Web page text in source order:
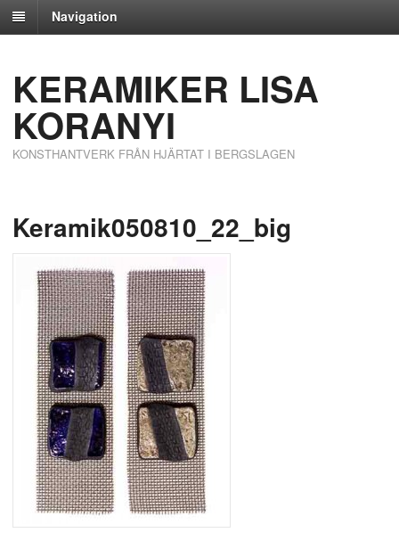
Navigation
KERAMIKER LISA
KORANYI
KONSTHANTVERK FRÅN HJÄRTAT I BERGSLAGEN
Keramik050810_22_big